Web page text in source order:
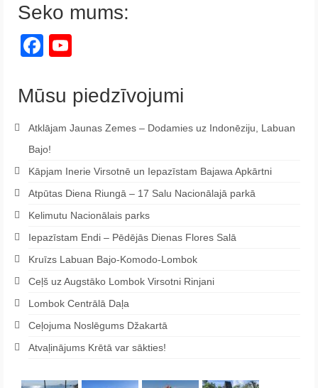
Seko mums:
Facebook
Mūsu piedzīvojumi
Atklājam Jaunas Zemes – Dodamies uz Indonēziju, Labuan
Bajo!
Kāpjam Inerie Virsotnē un Iepazīstam Bajawa Apkārtni
Atpūtas Diena Riungā – 17 Salu Nacionālajā parkā
Kelimutu Nacionālais parks
Iepazīstam Endi – Pēdējās Dienas Flores Salā
Kruīzs Labuan Bajo-Komodo-Lombok
Ceļš uz Augstāko Lombok Virsotni Rinjani
Lombok Centrālā Daļa
Ceļojuma Noslēgums Džakartā
Atvaļinājums Krētā var sākties!